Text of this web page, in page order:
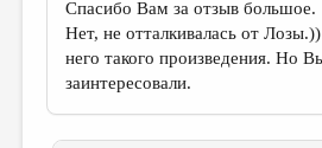
Спасибо Вам за отзыв большое.
Нет, не отталкивалась от
него такого произведения. Но
заинтересовали.